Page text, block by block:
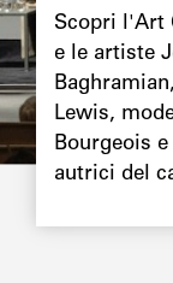
Scopri l'Art
e le artiste
Lewis,
Bourgeois
autrici del